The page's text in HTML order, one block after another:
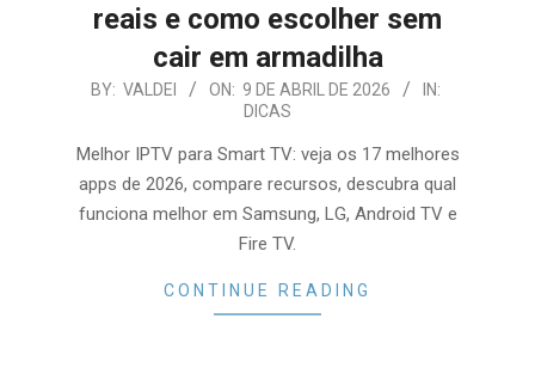
reais e como escolher sem
cair em armadilha
2026-
09
BY: VALDEI ON: 9 DE ABRIL DE 2026
IN:
DICAS
Melhor IPTV para Smart TV: veja os 17 melhores
apps de 2026, compare recursos, descubra qual
funciona melhor em Samsung, LG, Android TV e
Fire TV.
CONTINUE READING